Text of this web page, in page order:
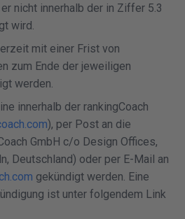
nicht innerhalb der in Ziffer 5.3
wird.
mit einer Frist von
zum Ende der jeweiligen
werden.
innerhalb der rankingCoach
), per Post an die
GmbH c/o Design Offices,
Deutschland) oder per E-Mail an
gekündigt werden. Eine
ist unter folgendem Link